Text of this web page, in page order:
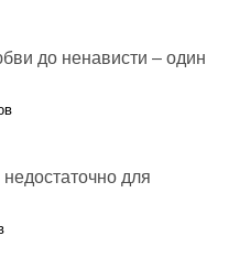
до ненависти – один
для